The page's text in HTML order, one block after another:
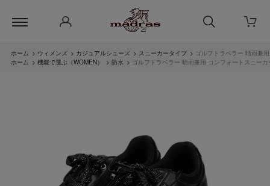
ホーム > ウィメンズ > カジュアルシューズ > スニーカータイプ > ゴルフトラベラー 晴雨兼
ホーム > 機能で選ぶ（WOMEN） > 防水 > ゴルフトラベラー 晴雨兼用 コンフォートスニ